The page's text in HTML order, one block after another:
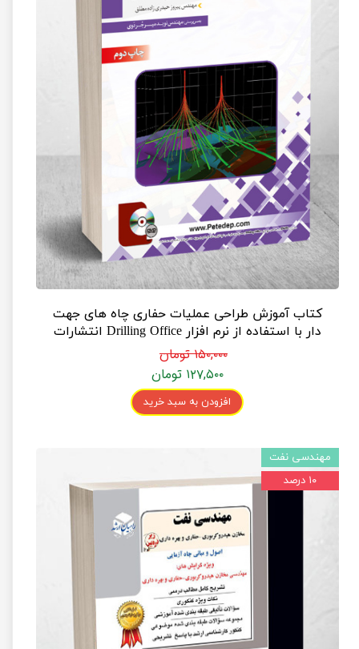
کتاب آموزش طراحی عملیات حفاری چاه های جهت
دار با استفاده از نرم افزار Drilling Office انتشارات
مثبت۱۵۰,۰۰۰ تومان
۱۲۷,۵۰۰ تومان
افزودن به سبد خرید
مهندسی نفت
۱۰ درصد